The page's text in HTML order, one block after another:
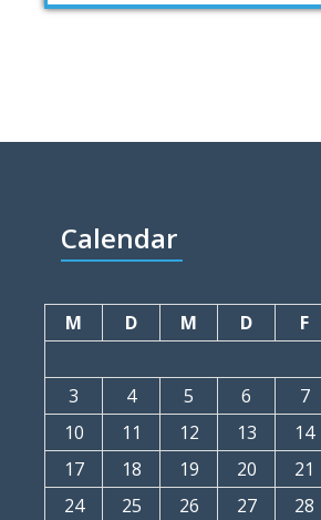
Calendar
M D M D F
3
4 5 6 7
10
11 12 13 14
17
18 19 20 21
24
25 26 27 28